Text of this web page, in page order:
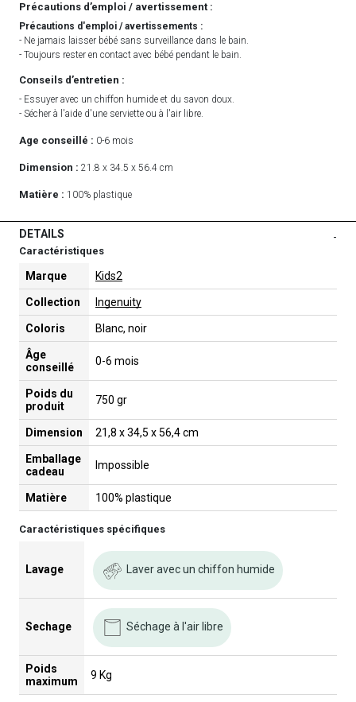
Précautions d’emploi / avertissement :
Précautions d'emploi / avertissements :
- Ne jamais laisser bébé sans surveillance dans le bain.
- Toujours rester en contact avec bébé pendant le bain.
Conseils d’entretien :
- Essuyer avec un chiffon humide et du savon doux.
- Sécher à l'aide d'une serviette ou à l'air libre.
Age conseillé : 0-6 mois
Dimension : 21.8 x 34.5 x 56.4 cm
Matière : 100% plastique
DETAILS -
Caractéristiques
Marque Kids2
Collection Ingenuity
Coloris Blanc, noir
Âge
conseillé
0-6 mois
Poids du
produit
750 gr
Dimension 21,8 x 34,5 x 56,4 cm
Emballage
cadeau
Impossible
Matière 100% plastique
Caractéristiques spécifiques
Lavage Laver avec un chiffon humide
Sechage Séchage à l'air libre
Poids
maximum
9 Kg